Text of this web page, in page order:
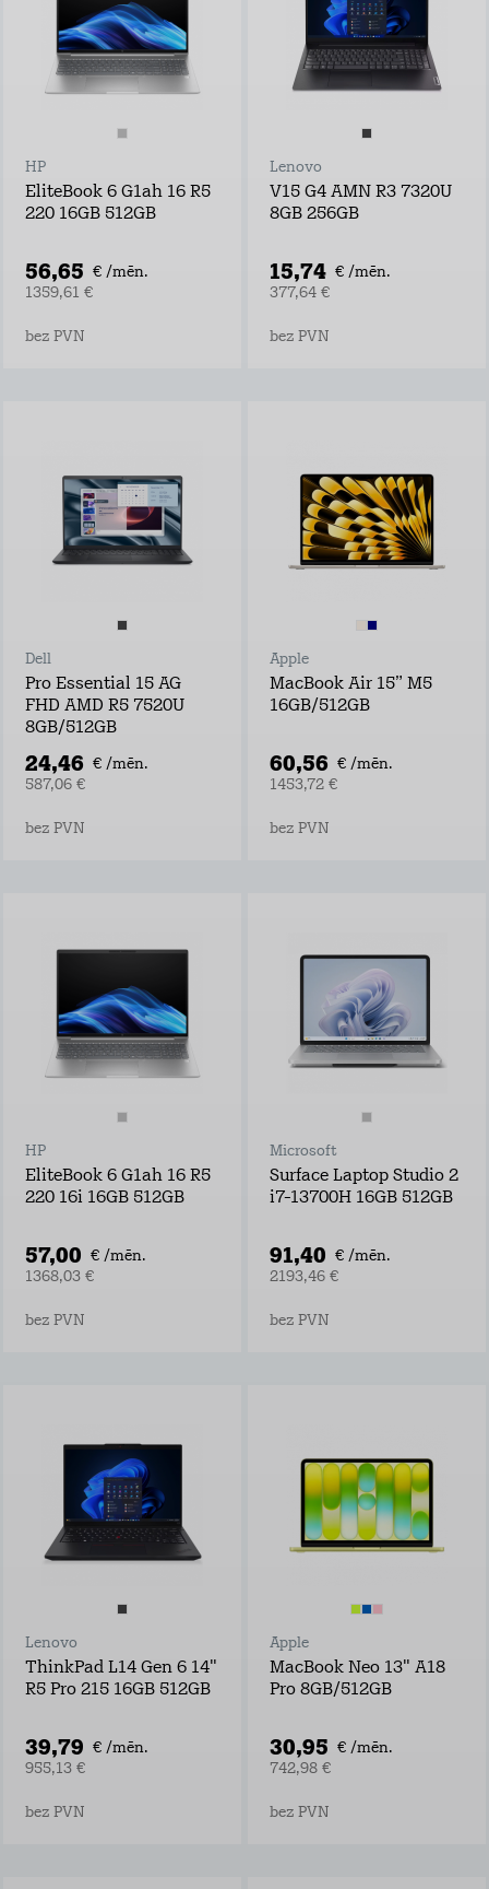
HP
EliteBook 6 G1ah 16 R5
220 16GB 512GB
56,65 € /mēn.
1359,61 €
bez PVN
Lenovo
V15 G4 AMN R3 7320U
8GB 256GB
15,74 € /mēn.
377,64 €
bez PVN
Dell
Pro Essential 15 AG
FHD AMD R5 7520U
8GB/512GB
24,46 € /mēn.
587,06 €
bez PVN
Apple
MacBook Air 15” M5
16GB/512GB
60,56 € /mēn.
1453,72 €
bez PVN
HP
EliteBook 6 G1ah 16 R5
220 16i 16GB 512GB
57,00 € /mēn.
1368,03 €
bez PVN
Microsoft
Surface Laptop Studio 2
i7-13700H 16GB 512GB
91,40 € /mēn.
2193,46 €
bez PVN
Lenovo
ThinkPad L14 Gen 6 14"
R5 Pro 215 16GB 512GB
39,79 € /mēn.
955,13 €
bez PVN
Apple
MacBook Neo 13" A18
Pro 8GB/512GB
30,95 € /mēn.
742,98 €
bez PVN